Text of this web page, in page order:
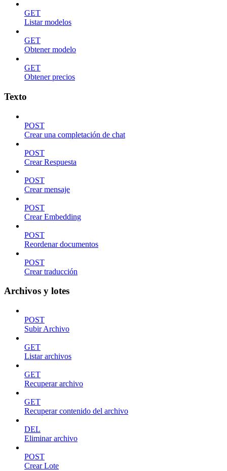
GET
Listar modelos
GET
Obtener modelo
GET
Obtener precios
Texto
POST
Crear una completación de chat
POST
Crear Respuesta
POST
Crear mensaje
POST
Crear Embedding
POST
Reordenar documentos
POST
Crear traducción
Archivos y lotes
POST
Subir Archivo
GET
Listar archivos
GET
Recuperar archivo
GET
Recuperar contenido del archivo
DEL
Eliminar archivo
POST
Crear Lote